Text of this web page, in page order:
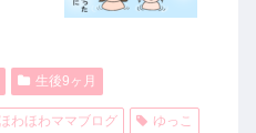
生後9ヶ月
ほわほわママブログ
ゆっこ